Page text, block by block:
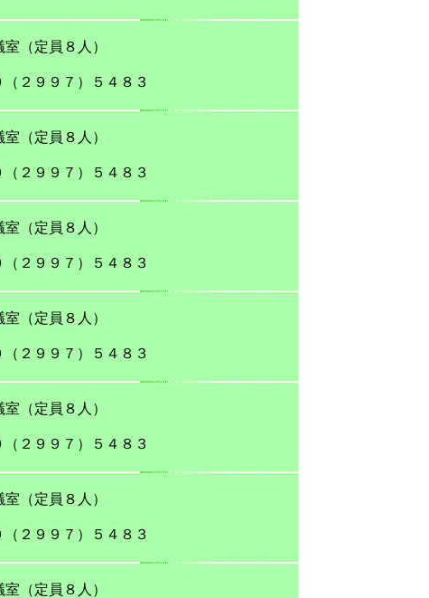
（定員８人）
９９７）５４８３
（定員８人）
９９７）５４８３
（定員８人）
９９７）５４８３
（定員８人）
９９７）５４８３
（定員８人）
９９７）５４８３
（定員８人）
９９７）５４８３
（定員８人）